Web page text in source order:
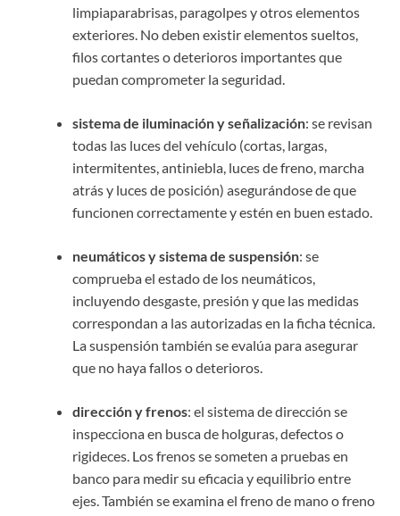
limpiaparabrisas, paragolpes y otros elementos
exteriores. No deben existir elementos sueltos,
filos cortantes o deterioros importantes que
puedan comprometer la seguridad.
sistema de iluminación y señalización: se revisan
todas las luces del vehículo (cortas, largas,
intermitentes, antiniebla, luces de freno, marcha
atrás y luces de posición) asegurándose de que
funcionen correctamente y estén en buen estado.
neumáticos y sistema de suspensión: se
comprueba el estado de los neumáticos,
incluyendo desgaste, presión y que las medidas
correspondan a las autorizadas en la ficha técnica.
La suspensión también se evalúa para asegurar
que no haya fallos o deterioros.
dirección y frenos: el sistema de dirección se
inspecciona en busca de holguras, defectos o
rigideces. Los frenos se someten a pruebas en
banco para medir su eficacia y equilibrio entre
ejes. También se examina el freno de mano o freno